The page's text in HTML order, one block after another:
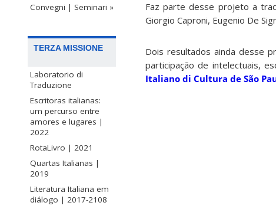
Convegni | Seminari »
TERZA MISSIONE
Laboratorio di
Traduzione
Escritoras italianas:
um percurso entre
amores e lugares |
2022
RotaLivro | 2021
Quartas Italianas |
2019
Literatura Italiana em
diálogo | 2017-2108
Faz parte desse projeto a
Giorgio Caproni, Eugenio De
Dois resultados ainda desse
participação de intelectuais,
Italiano di Cultura de São